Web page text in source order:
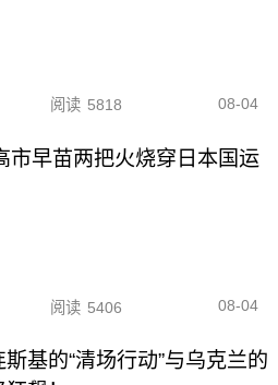
阅读 5818 08-04
市早苗两把火烧穿日本国运
阅读 5406 08-04
斯基的“清场行动”与乌克兰的